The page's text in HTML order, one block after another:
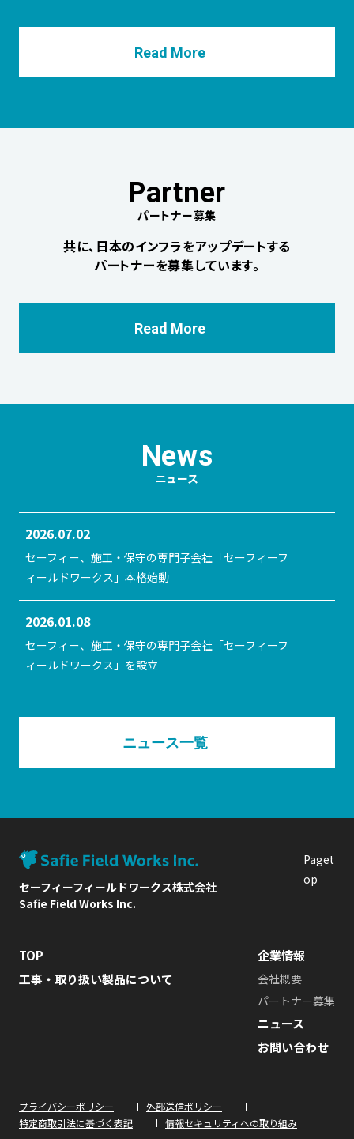
Read More
パートナー募集
共に、日本のインフラをアップデートする
パートナーを募集しています。
Read More
ニュース
2026.07.02
セーフィー、施工・保守の専門子会社「セーフィーフ
ィールドワークス」本格始動
2026.01.08
セーフィー、施工・保守の専門子会社「セーフィーフ
ィールドワークス」を設立
ニュース一覧
(新しいウィンドウで開き
Paget
op
セーフィーフィールドワークス株式会社
Safie Field Works Inc.
TOP
工事・取り扱い製品について
企業情報
会社概要
パートナー募集
ニュース
(新しいウィンド
お問い合わせ
プライバシーポリシー
(新しいウィンドウで開きます)
外部送信ポリシー
(新しいウィンドウで開きます)
特定商取引法に基づく表記
(新しいウィンドウで開きます)
情報セキュリティへの取り組み
(新しいウィンドウで開きます)